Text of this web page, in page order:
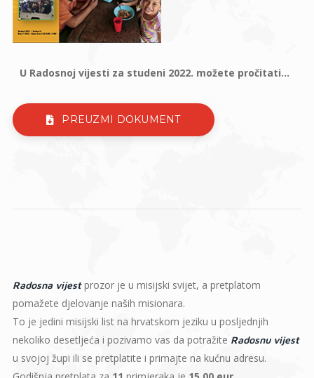
U Radosnoj vijesti za studeni 2022. možete pročitati...
PREUZMI DOKUMENT
Radosna vijestprozor je u misijski svijet, a pretplatom
pomažete djelovanje naših misionara.
To je jedini misijski list na hrvatskom jeziku u posljednjih
nekoliko desetljeća i pozivamo vas da potražite Radosnu vijest
u svojoj župi ili se pretplatite i primajte na kućnu adresu.